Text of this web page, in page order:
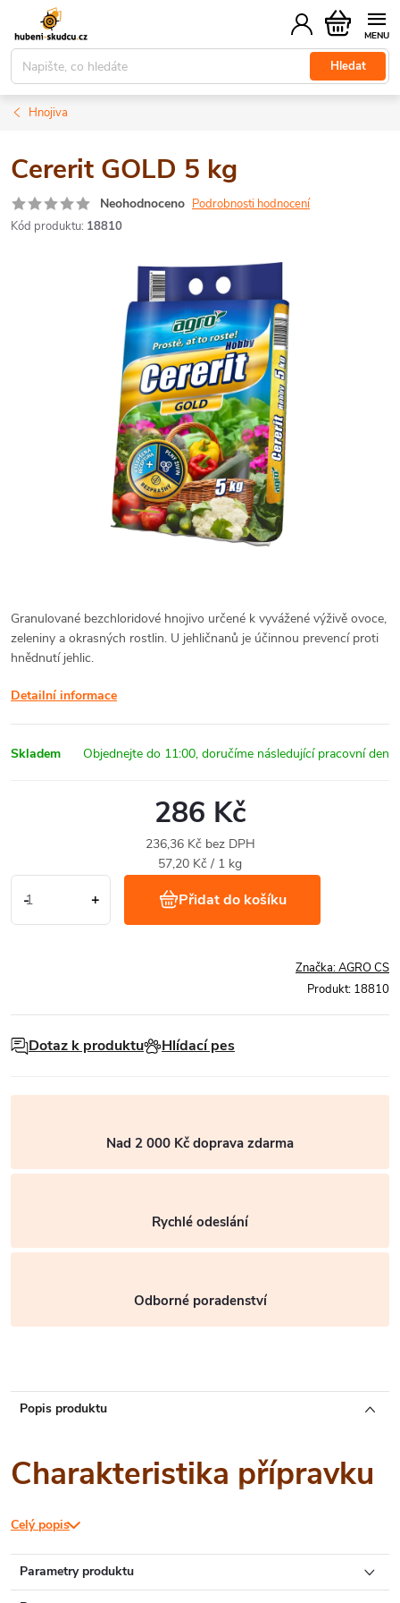
obsah
Hledat
Nákupní
košík
Hnojiva
Cererit GOLD 5 kg
Neohodnoceno Podrobnosti hodnocení
Kód produktu: 18810
Granulované bezchloridové hnojivo určené k vyvážené výživě ovoce,
zeleniny a okrasných rostlin. U jehličnanů je účinnou prevencí proti
hnědnutí jehlic.
Detailní informace
Skladem
286 Kč
236,36 Kč bez DPH
Měrná
57,20 Kč / 1 kg
Přidat do košíku
Značka:AGRO CS
Produkt: 18810
Dotaz k produktu Hlídací pes
Nad 2 000 Kč doprava zdarma
Rychlé odeslání
Odborné poradenství
Popis produktu
Charakteristika přípravku
Bezchloridové granulované bezprašné hnojivo
mikro- a makroprvky, jako ježelezo, vápník a hořčík. Je
výživě ovoce, zeleniny, chmele a okrasných
Celý popis
Parametry produktu